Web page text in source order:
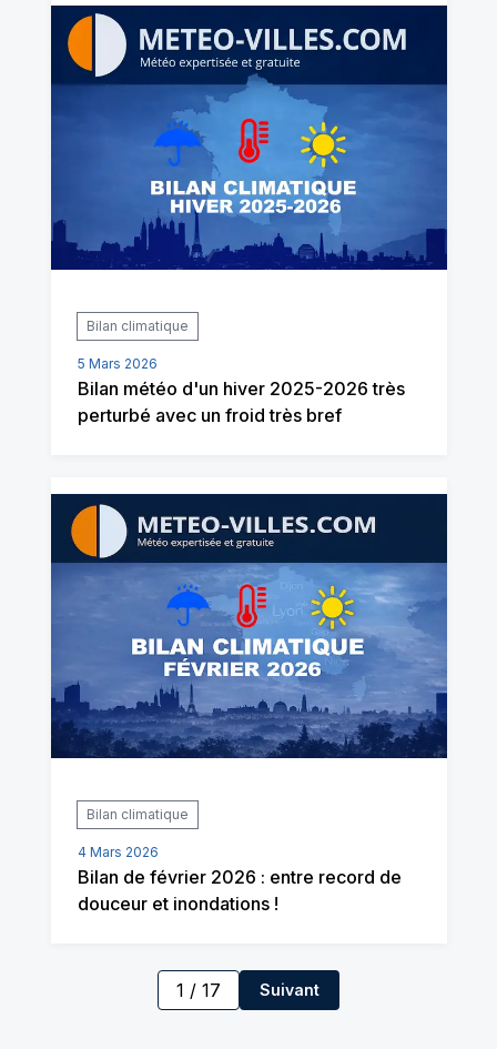
Bilan climatique
5 Mars 2026
Bilan météo d'un hiver 2025-2026 très
perturbé avec un froid très bref
Bilan climatique
4 Mars 2026
Bilan de février 2026 : entre record de
douceur et inondations !
1 / 17 Suivant